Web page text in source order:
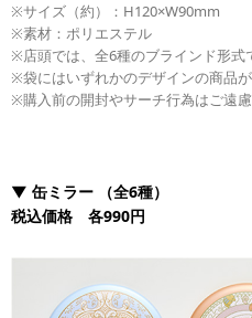
※サイズ（約）：H120×W90mm
※素材：ポリエステル
※店頭では、全6種のブラインド形式
※袋にはいずれかのデザインの商品が
※購入前の開封やサーチ行為はご遠慮
▼ 缶ミラー
（全6種）
税込価格 各990円